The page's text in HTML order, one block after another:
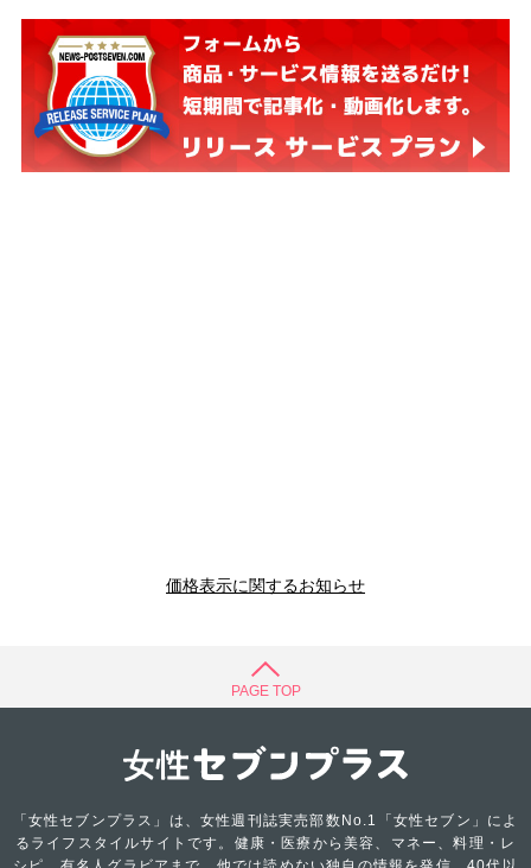
価格表示に関するお知らせ
PAGE TOP
「女性セブンプラス」は、女性週刊誌実売部数No.1「女性セブン」によ
るライフスタイルサイトです。健康・医療から美容、マネー、料理・レ